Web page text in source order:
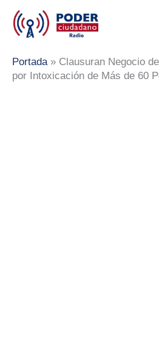
contenido
Portada» Clausuran Negocio
por Intoxicación de Más de 60